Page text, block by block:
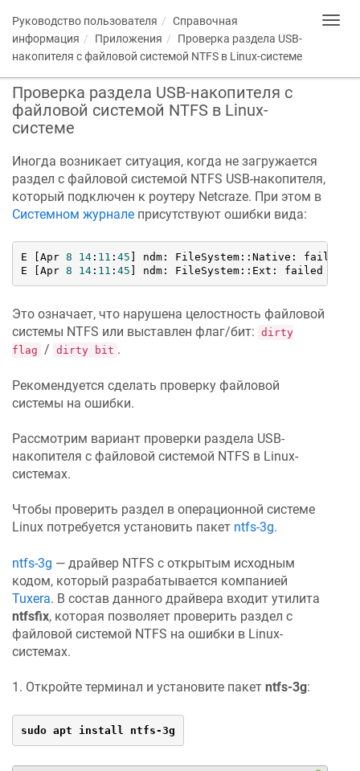
Руководство пользователя
Справочная
информация
Приложения
Проверка раздела USB-
накопителя с файловой системой NTFS в Linux-системе
Проверка раздела USB-накопителя с
файловой системой NTFS в Linux-
системе
Иногда возникает ситуация, когда не загружается
раздел с файловой системой NTFS USB-накопителя,
который подключен к роутеру Netcraze. При этом в
Системном журнале присутствуют ошибки вида:
E [Apr 8 14 : 11 : 45 ] ndm: FileSystem::Native: failed
E [Apr 8 14 : 11 : 45 ] ndm: FileSystem::Ext: failed
Это означает, что нарушена целостность файловой
системы NTFS или выставлен флаг/бит: dirty
flag / dirty bit .
Рекомендуется сделать проверку файловой
системы на ошибки.
Рассмотрим вариант проверки раздела USB-
накопителя с файловой системой NTFS в Linux-
системах.
Чтобы проверить раздел в операционной системе
Linux потребуется установить пакет ntfs-3g.
ntfs-3g — драйвер NTFS с открытым исходным
кодом, который разрабатывается компанией
Tuxera. В состав данного драйвера входит утилита
ntfsfix, которая позволяет проверить раздел с
файловой системой NTFS на ошибки в Linux-
системах.
1. Откройте терминал и установите пакет ntfs-3g:
sudo apt install ntfs-3g